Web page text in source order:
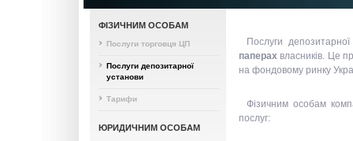
ФІЗИЧНИМ ОСОБАМ
Послуги торговця ЦП
Послуги депозитарної
установи
Тарифи
ЮРИДИЧНИМ ОСОБАМ
Послуги
паперах власників. Це
на фондовому ринку
Фізичним особам
послуг: